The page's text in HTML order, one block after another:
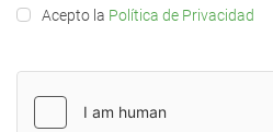
Acepto la Política de Privacidad